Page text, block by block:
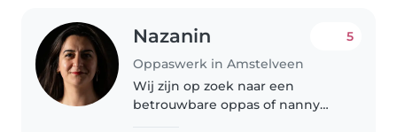
Nazanin
Oppaswerk in Amstelveen
5
Wij zijn op zoek naar een
betrouwbare oppas of nanny